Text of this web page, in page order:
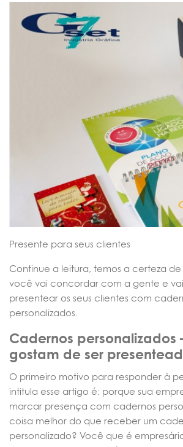
Presente para seus clientes
Continue a leitura, temos a certeza
você vai concordar com a gente e
presentear os seus clientes com
personalizados.
Cadernos personalizados
gostam de ser
O primeiro motivo para responder à
intitula esse artigo é: porque sua
marcar presença com cadernos
coisa melhor do que receber um
personalizado? Você que é